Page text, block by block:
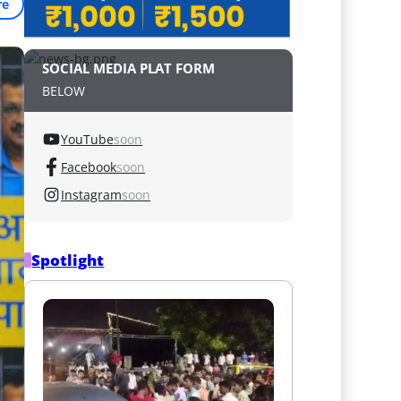
SOCIAL MEDIA PLAT FORM
BELOW
YouTubesoon
Facebooksoon
Instagramsoon
Spotlight